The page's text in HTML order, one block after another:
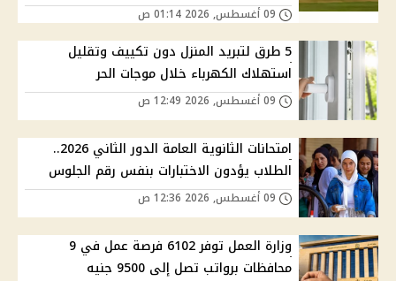
5 طرق لتبريد المنزل دون تكييف وتقليل
استهلاك الكهرباء خلال موجات الحر
امتحانات الثانوية العامة الدور الثاني 2026..
الطلاب يؤدون الاختبارات بنفس رقم الجلوس
وزارة العمل توفر 6102 فرصة عمل في 9
محافظات برواتب تصل إلى 9500 جنيه